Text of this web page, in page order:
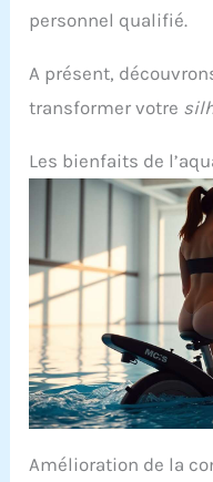
personnel qualifié.
A présent,
transformer votre
Les bienfaits de
Amélioration de la